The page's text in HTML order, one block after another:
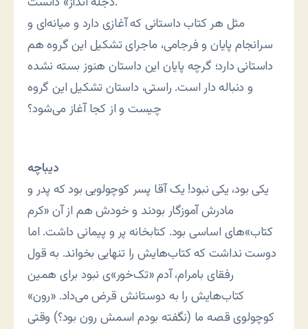
مثل هر کتاب داستانی که آغازی دارد و میانه‌ای و
سرانجام پایان و فرجامی، ماجرای تشکیل این گروه هم
داستانی دارد؛ گرچه پایان این داستان هنوز بسته نشده
و دنباله دار است. راستی، داستان تشکیل این گروه
چیست و از کجا آغاز می‌شود؟
دیباچه
یکی بود، یکی نبود! یک آقا پسر کوچولویی بود که پدر و
مادرش آموزگار بودند و خودش هم از آن «کرم
کتاب»های اساسی بود. کتابخانه پر و پیمانی داشت. اما
دوست نداشت که کتاب‌هایش را تنهایی بخواند. به قول
رفقای بامرام، آدم «تک‌خور»ی نبود برای همین
کتاب‌هایش را به دوستانش قرض می‌داد. «رون»
کوچولوی قصه ما (نگفته بودم اسمش رون بود؟) وقتی